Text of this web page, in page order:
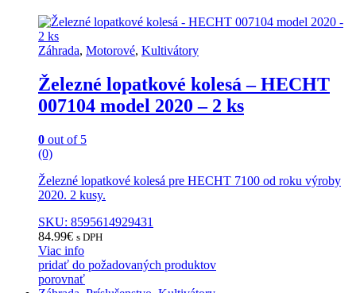
Záhrada, Motorové, Kultivátory
Železné lopatkové kolesá – HECHT
007104 model 2020 – 2 ks
0 out of 5
(0)
Železné lopatkové kolesá pre HECHT 7100 od roku výroby
2020. 2 kusy.
SKU: 8595614929431
84.99€ s DPH
Viac info
pridať do požadovaných produktov
porovnať